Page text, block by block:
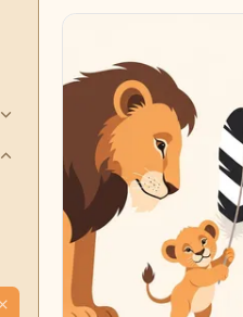
TEEMAT
Ystävyys
Rohkeus
Rehellisyys
TUNNELMA
FORMAATTI
Iltasadut
Klassikoita
Huumori
Mysteerit
Stories
Charles
Perrault
Elsa
Beskow
George